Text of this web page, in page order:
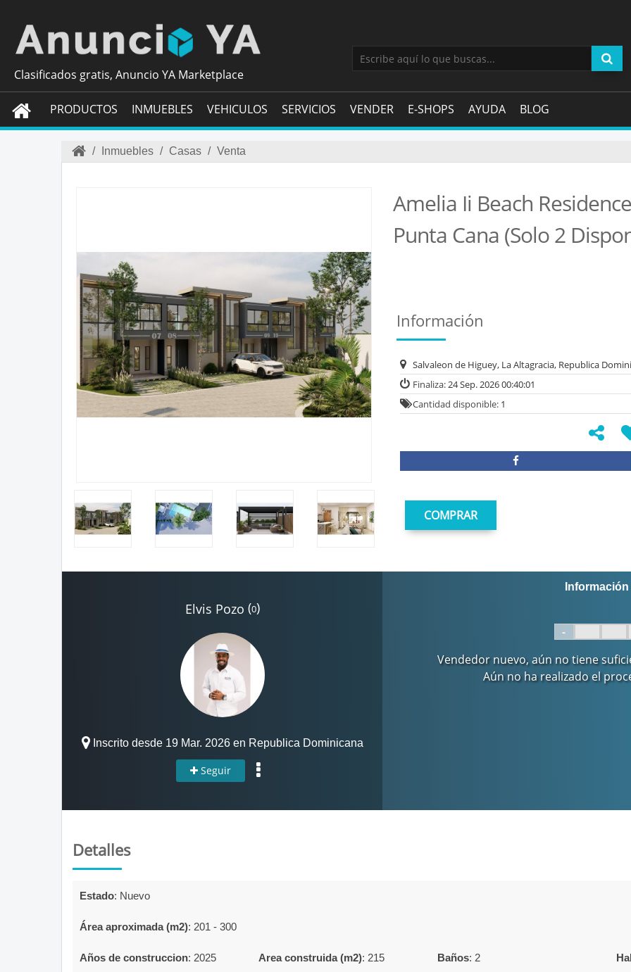
Clasificados gratis, Anuncio YA Marketplace
PRODUCTOS INMUEBLES VEHICULOS SERVICIOS VENDER E-SHOPS AYUDA BLOG
/ Inmuebles / Casas / Venta
Amelia Ii Beach
Punta Cana (Solo 2
Información
Salvaleon de Higuey, La Altagracia, Republica
Finaliza:24 Sep. 2026 00:40:01
Cantidad disponible: 1
COMPRAR
Elvis Pozo (0)
Inscrito desde 19 Mar. 2026 en Republica Dominicana
Seguir
-
Vendedor nuevo, aún no tiene
Aún no ha realizado el
Detalles
Estado: Nuevo
Área aproximada (m2): 201 - 300
Años de construccion: 2025 Area construida (m2): 215 Baños: 2